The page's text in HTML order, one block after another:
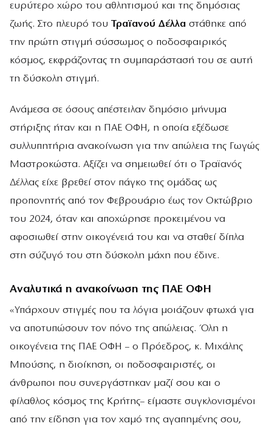
ευρύτερο χώρο του αθλητισμού και της δημόσιας
ζωής. Στο πλευρό του Τραϊανού Δέλλα στάθηκε από
την πρώτη στιγμή σύσσωμος ο ποδοσφαιρικός
κόσμος, εκφράζοντας τη συμπαράστασή του σε αυτή
τη δύσκολη στιγμή.
Ανάμεσα σε όσους απέστειλαν δημόσιο μήνυμα
στήριξης ήταν και η ΠΑΕ ΟΦΗ, η οποία εξέδωσε
συλλυπητήρια ανακοίνωση για την απώλεια της Γωγώς
Μαστροκώστα. Αξίζει να σημειωθεί ότι ο Τραϊανός
Δέλλας είχε βρεθεί στον πάγκο της ομάδας ως
προπονητής από τον Φεβρουάριο έως τον Οκτώβριο
του 2024, όταν και αποχώρησε προκειμένου να
αφοσιωθεί στην οικογένειά του και να σταθεί δίπλα
στη σύζυγό του στη δύσκολη μάχη που έδινε.
Αναλυτικά η ανακοίνωση της ΠΑΕ ΟΦΗ
«Υπάρχουν στιγμές που τα λόγια μοιάζουν φτωχά για
να αποτυπώσουν τον πόνο της απώλειας. Όλη η
οικογένεια της ΠΑΕ ΟΦΗ – ο Πρόεδρος, κ. Μιχάλης
Μπούσης, η διοίκηση, οι ποδοσφαιριστές, οι
άνθρωποι που συνεργάστηκαν μαζί σου και ο
φίλαθλος κόσμος της Κρήτης– είμαστε συγκλονισμένοι
από την είδηση για τον χαμό της αγαπημένης σου,